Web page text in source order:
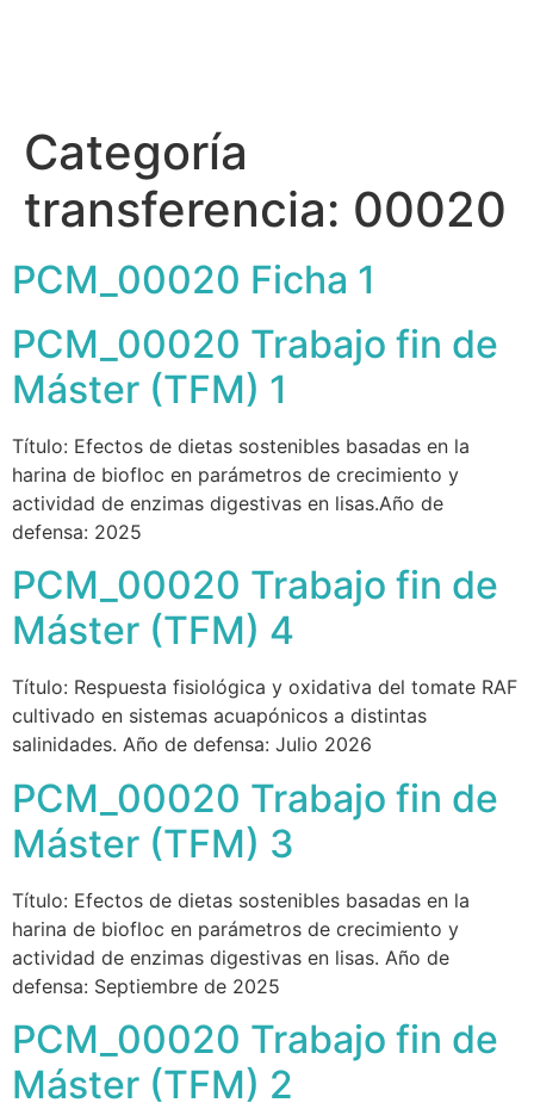
Categoría
transferencia: 00020
PCM_00020 Ficha 1
PCM_00020 Trabajo fin de
Máster (TFM) 1
Título: Efectos de dietas sostenibles basadas en la
harina de biofloc en parámetros de crecimiento y
actividad de enzimas digestivas en lisas.Año de
defensa: 2025
PCM_00020 Trabajo fin de
Máster (TFM) 4
Título: Respuesta fisiológica y oxidativa del tomate RAF
cultivado en sistemas acuapónicos a distintas
salinidades. Año de defensa: Julio 2026
PCM_00020 Trabajo fin de
Máster (TFM) 3
Título: Efectos de dietas sostenibles basadas en la
harina de biofloc en parámetros de crecimiento y
actividad de enzimas digestivas en lisas. Año de
defensa: Septiembre de 2025
PCM_00020 Trabajo fin de
Máster (TFM) 2